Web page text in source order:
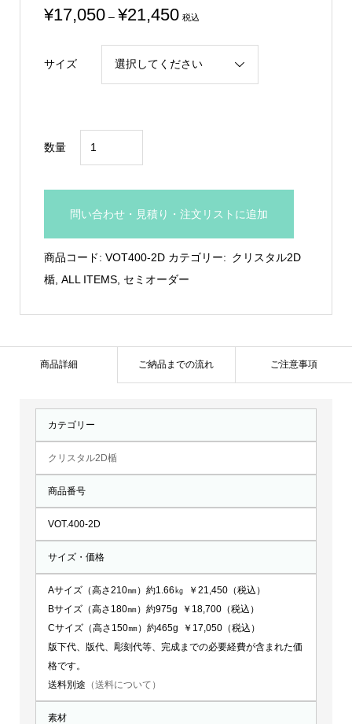
¥17,050 – ¥21,450価
税込
サイズ
数量
学
刻
ー：
個
問い合わせ・見積り・注文リストに追加
商品コード: VOT400-2D カテゴリー: クリスタル2D
楯, ALL ITEMS, セミオーダー
商品詳細 ご納品までの流れ ご注意事項
カテゴリー
クリスタル2D楯
商品番号
VOT.400-2D
サイズ・価格
Aサイズ（高さ210㎜）約1.66㎏ ￥21,450（税込）
Bサイズ（高さ180㎜）約975g ￥18,700（税込）
Cサイズ（高さ150㎜）約465g ￥17,050（税込）
版下代、版代、彫刻代等、完成までの必要経費が含まれた価
格です。
送料別途 （送料について）
素材